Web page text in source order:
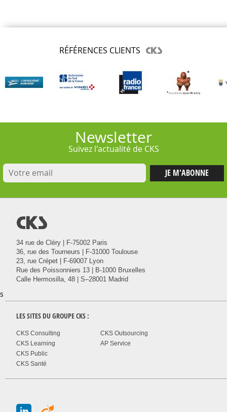
RÉFÉRENCES CLIENTS
Newsletter
Suivez l'actualité de CKS
@
34 rue de Cléry | F-75002 Paris
36, rue des Tourneurs | F-31000 Toulouse
23, rue Crépet | F-69007 Lyon
Rue des Poissonniers 13 | B-1000 Bruxelles
Calle Hermosilla, 48 | S–28001 Madrid
LES SITES DU GROUPECKS :
CKS Consulting
CKS Learning
CKS Public
CKS Santé
CKS Outsourcing
AP Service
s